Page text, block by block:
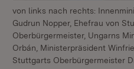
von links nach rechts:
Gudrun Nopper, Ehefrau von
Oberbürgermeister, Ungarns
Orbán, Ministerpräsident
Stuttgarts Oberbürgermeister